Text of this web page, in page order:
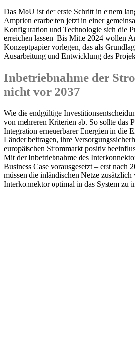
Das MoU ist der erste Schritt in einem
Amprion erarbeiten jetzt in einer
Konfiguration und Technologie sich die
erreichen lassen. Bis Mitte 2024 wollen
Konzeptpapier vorlegen, das als
Ausarbeitung und Entwicklung des
Inbetriebnahme der
nicht vor 2037
Wie die endgültige
von mehreren Kriterien ab. So sollte das
Integration erneuerbarer Energien in die
Länder beitragen, ihre
europäischen Strommarkt positiv
Mit der Inbetriebnahme des
Business Case vorausgesetzt – erst nach
müssen die inländischen Netze zusätzlich
Interkonnektor optimal in das System zu